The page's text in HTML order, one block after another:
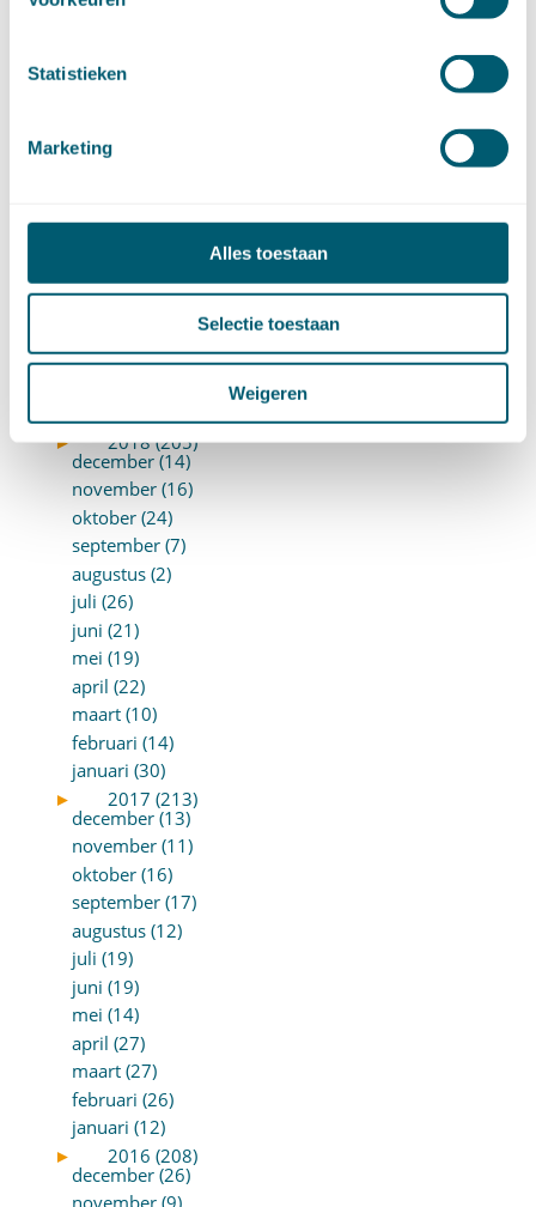
Statistieken
Marketing
Alles toestaan
Selectie toestaan
Weigeren
►
2019 (147)
oktober (13)
augustus (10)
mei (14)
maart (10)
►
2018 (205)
december (14)
november (16)
oktober (24)
september (7)
augustus (2)
juli (26)
juni (21)
mei (19)
april (22)
maart (10)
februari (14)
januari (30)
►
2017 (213)
december (13)
november (11)
oktober (16)
september (17)
augustus (12)
juli (19)
juni (19)
mei (14)
april (27)
maart (27)
februari (26)
januari (12)
►
2016 (208)
december (26)